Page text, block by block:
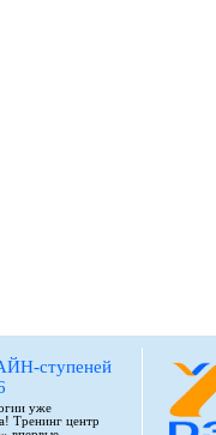
ступеней
уже
Тренинг центр